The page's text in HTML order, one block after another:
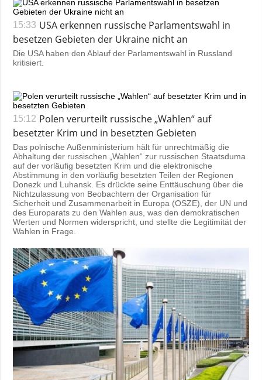
15:33 USA erkennen russische Parlamentswahl in
besetzen Gebieten der Ukraine nicht an
Die USA haben den Ablauf der Parlamentswahl in Russland
kritisiert.
15:12 Polen verurteilt russische „Wahlen“ auf
besetzter Krim und in besetzten Gebieten
Das polnische Außenministerium hält für unrechtmäßig die
Abhaltung der russischen „Wahlen“ zur russischen Staatsduma
auf der vorläufig besetzten Krim und die elektronische
Abstimmung in den vorläufig besetzten Teilen der Regionen
Donezk und Luhansk. Es drückte seine Enttäuschung über die
Nichtzulassung von Beobachtern der Organisation für
Sicherheit und Zusammenarbeit in Europa (OSZE), der UN und
des Europarats zu den Wahlen aus, was den demokratischen
Werten und Normen widerspricht, und stellte die Legitimität der
Wahlen in Frage.